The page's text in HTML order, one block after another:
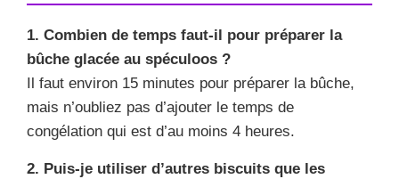
1. Combien de temps faut-il pour préparer la
bûche glacée au spéculoos ?
Il faut environ 15 minutes pour préparer la bûche,
mais n’oubliez pas d’ajouter le temps de
congélation qui est d’au moins 4 heures.
2. Puis-je utiliser d’autres biscuits que les